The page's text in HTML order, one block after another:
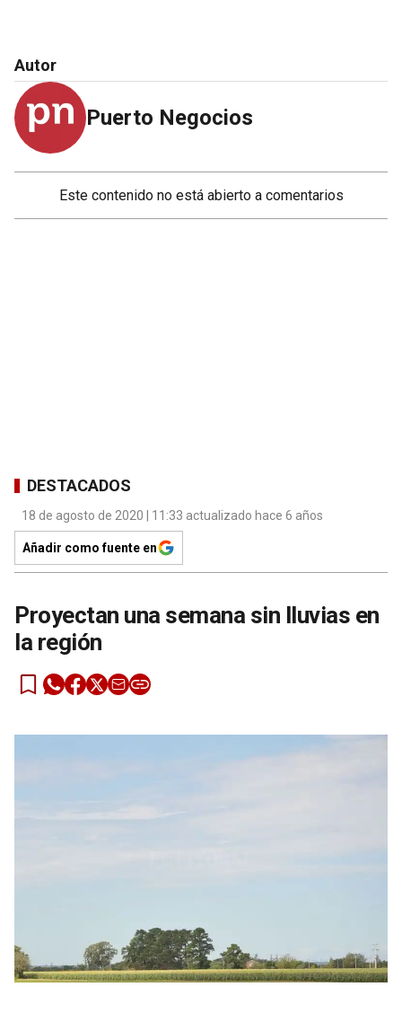
Autor
Puerto Negocios
Este contenido no está abierto a comentarios
DESTACADOS
18 de agosto de 2020 | 11:33 actualizado hace 6 años
Añadir como fuente en
Proyectan una semana sin lluvias en
la región